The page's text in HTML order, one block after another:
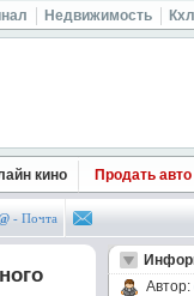
Недвижимость Кхл
кино Продать авто
- Почта
Автор: